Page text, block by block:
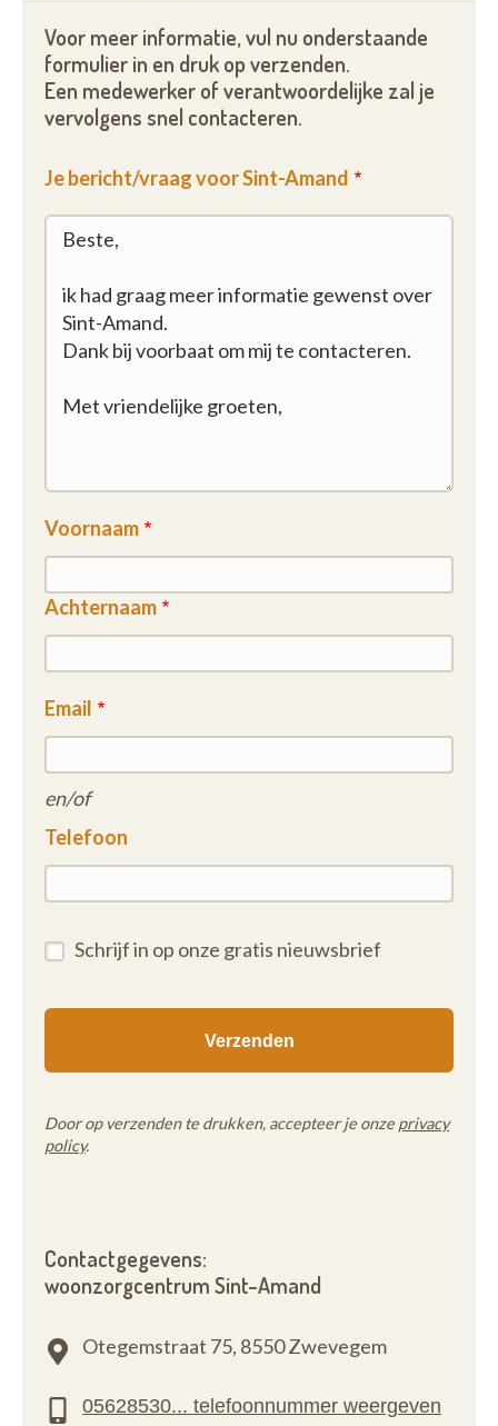
Voor meer informatie, vul nu onderstaande
formulier in en druk op verzenden.
Een medewerker of verantwoordelijke zal je
vervolgens snel contacteren.
Je bericht/vraag voor Sint-Amand
Voornaam
Achternaam
Email
en/of
Telefoon
Schrijf in op onze gratis nieuwsbrief
Door op verzenden te drukken, accepteer je onze privacy
policy.
Contactgegevens:
woonzorgcentrum Sint-Amand
Otegemstraat 75, 8550 Zwevegem